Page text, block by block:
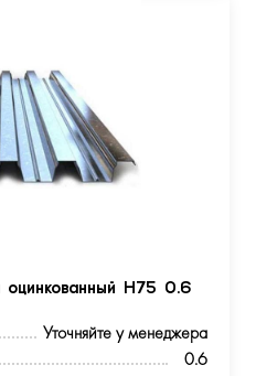
оцинкованный Н75 0.6
Уточняйте у менеджера
0.6